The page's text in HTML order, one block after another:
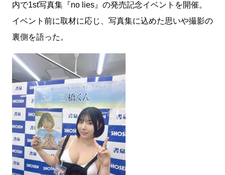
内で1st写真集『no lies』の発売記念イベントを開催。
イベント前に取材に応じ、写真集に込めた思いや撮影の
裏側を語った。